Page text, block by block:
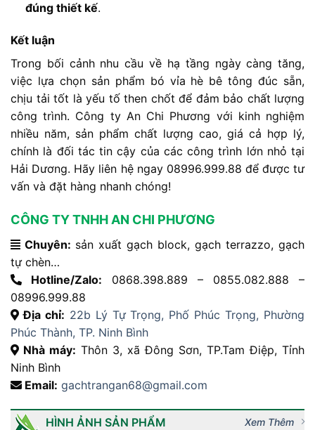
đúng thiết kế.
Kết luận
Trong bối cảnh nhucầuvề hạ tầng ngàycàngtăng,
việc lựa chọn sản phẩm bó vỉa hè bêtôngđúc sẵn,
chịu tải tốt là yếu tố then chốt để đảm bảo chất lượng
côngtrình. Công ty An Chi Phương với kinh nghiệm
nhiều năm, sản phẩm chất lượng cao, giá cả hợp lý,
chính là đối tác tincậy của các côngtrình lớn nhỏ tại
Hải Dương. Hãy liên hệ ngay 08996.999.88 để đượctư
vấn và đặt hàng nhanh chóng!
CÔNG TY TNHH AN CHI PHƯƠNG
Chuyên: sản xuất gạch block, gạch terrazzo, gạch
tự chèn…
Hotline/Zalo: 0868.398.889 – 0855.082.888 –
08996.999.88
Địa chỉ: 22b Lý Tự Trọng, Phố Phúc Trọng, Phường
Phúc Thành, TP. Ninh Bình
Nhà máy: Thôn 3, xã Đông Sơn, TP.Tam Điệp, Tỉnh
Ninh Bình
Email: gachtrangan68@gmail.com
HÌNH ẢNH SẢN PHẨM Xem Thêm